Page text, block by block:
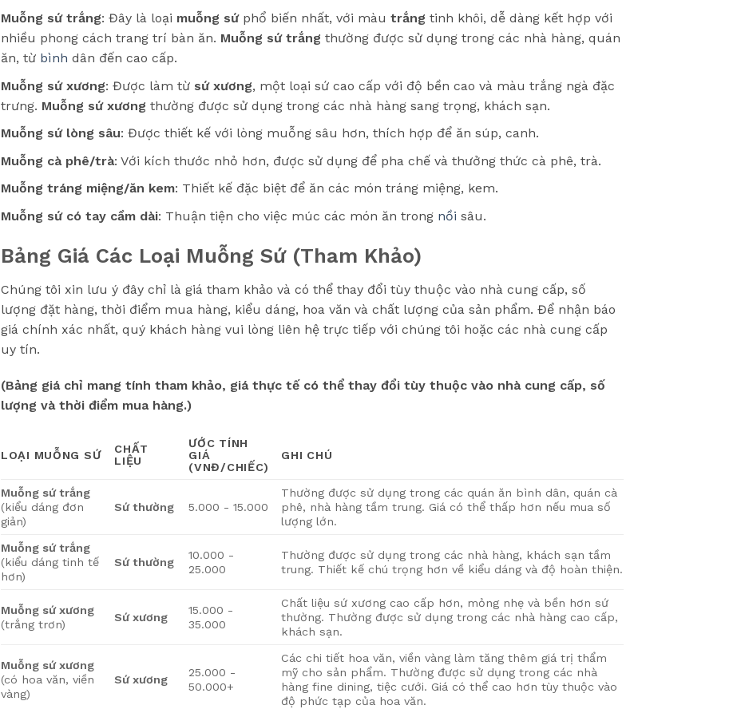
Muỗng sứ trắng: Đây là loại muỗng sứphổ biến nhất, với màu trắng tinh khôi, dễ dàng kết hợp với
nhiều phong cách trang trí bàn ăn. Muỗng sứ trắng thường được sử dụng trong các nhà hàng, quán
ăn, từ bình dân đến cao cấp.
Muỗng sứ xương: Được làm từ sứ xương, một loại sứ cao cấp với độ bền cao và màu trắng ngà đặc
trưng. Muỗng sứ xương thường được sử dụng trong các nhà hàng sang trọng, khách sạn.
Muỗng sứ lòng sâu: Được thiết kế với lòng muỗng sâu hơn, thích hợp để ăn súp, canh.
Muỗng cà phê/trà: Với kích thước nhỏ hơn, được sử dụng để pha chế và thưởng thức cà phê, trà.
Muỗng tráng miệng/ăn kem: Thiết kế đặc biệt để ăn các món tráng miệng, kem.
Muỗng sứ có tay cầm dài: Thuận tiện cho việc múc các món ăn trong nồi sâu.
Bảng Giá Các Loại Muỗng Sứ (Tham Khảo)
Chúng tôi xin lưu ý đây chỉ là giá tham khảo và có thể thay đổi tùy thuộc vào nhà cung cấp, số
lượng đặt hàng, thời điểm mua hàng, kiểu dáng, hoa văn và chất lượng của sản phẩm. Để nhận báo
giá chính xác nhất, quý khách hàng vui lòng liên hệ trực tiếp với chúng tôi hoặc các nhà cung cấp
uy tín.
(Bảng giá chỉ mang tính tham khảo, giá thực tế có thể thay đổi tùy thuộc vào nhà cung cấp, số
lượng và thời điểm mua hàng.)
LOẠI MUỖNG SỨ
CHẤT
LIỆU
ƯỚC TÍNH
GIÁ
(VNĐ/CHIẾC)
GHI CHÚ
Muỗng sứ trắng
(kiểu dáng đơn
giản)
Sứ thường 5.000 - 15.000
Thường được sử dụng trong các quán ăn bình dân, quán cà
phê, nhà hàng tầm trung. Giá có thể thấp hơn nếu mua số
lượng lớn.
Muỗng sứ trắng
(kiểu dáng tinh tế
hơn)
Sứ thường
10.000 -
25.000
Thường được sử dụng trong các nhà hàng, khách sạn tầm
trung. Thiết kế chú trọng hơn về kiểu dáng và độ hoàn thiện.
Muỗng sứ xương
(trắng trơn)
Sứ xương
15.000 -
35.000
Chất liệu sứ xương cao cấp hơn, mỏng nhẹ và bền hơn sứ
thường. Thường được sử dụng trong các nhà hàng cao cấp,
khách sạn.
Muỗng sứ xương
(có hoa văn, viền
vàng)
Sứ xương
25.000 -
50.000+
Các chi tiết hoa văn, viền vàng làm tăng thêm giá trị thẩm
mỹ cho sản phẩm. Thường được sử dụng trong các nhà
hàng fine dining, tiệc cưới. Giá có thể cao hơn tùy thuộc vào
độ phức tạp của hoa văn.